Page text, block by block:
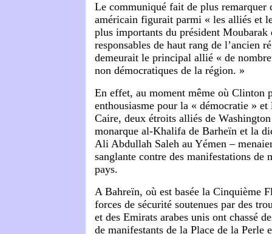
Le communiqué fait de plus remarquer
américain figurait parmi « les alliés et
plus importants du président Moubarak
responsables de haut rang de l’ancien
demeurait le principal allié « de
non démocratiques de la région. »
En effet, au moment même où Clinton
enthousiasme pour la « démocratie »
Caire, deux étroits alliés de
monarque al-Khalifa de Barheïn et la
Ali Abdullah Saleh au Yémen –
sanglante contre des manifestations de
pays.
A Bahreïn, où est basée la Cinquième
forces de sécurité soutenues par des
et des Emirats arabes unis ont chassé
de manifestants de la Place de la Perle